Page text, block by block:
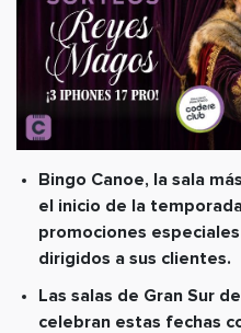
Bingo Canoe, la sala
el inicio de la
promociones
dirigidos a sus clientes.
Las salas de Gran Sur
celebran estas fechas